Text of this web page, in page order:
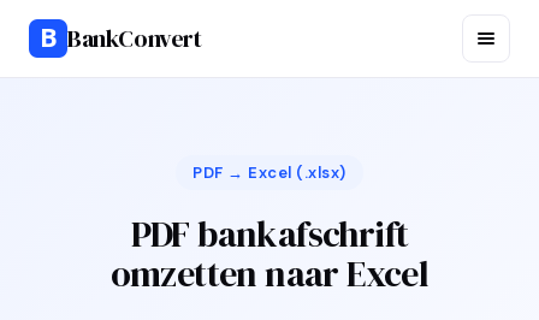
B BankConvert
PDF → Excel (.xlsx)
PDF bankafschrift
omzetten naar Excel